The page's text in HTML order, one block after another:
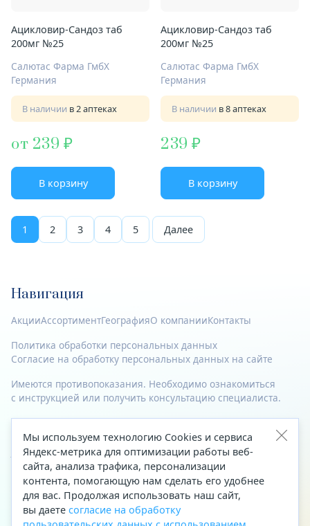
Ацикловир-Сандоз таб
200мг №25
Салютас Фарма ГмбХ
Германия
В наличии в 2 аптеках
от 239
В корзину
Ацикловир-Сандоз таб
200мг №25
Салютас Фарма ГмбХ
Германия
В наличии в 8 аптеках
239
В корзину
1 2 3 4 5 Далее
Навигация
АкцииАссортиментГеографияО компанииКонтакты
Политика обработки персональных данных
Согласие на обработку персональных данных на сайте
Имеются противопоказания. Необходимо ознакомиться
с инструкцией или получить консультацию специалиста.
© 2023—2026 Все права защищены.
Адрес
Архангельск, ул. Папанина, д. 19 (вход в здание со стороны
автоцентра «Тойота»)
Приемная Генерального директора
Мы используем технологию Cookies и сервиса
Яндекс-метрика для оптимизации работы веб-
сайта, анализа трафика, персонализации
контента, помогающую нам сделать его удобнее
для вас. Продолжая использовать наш сайт,
вы даете согласие на обработку